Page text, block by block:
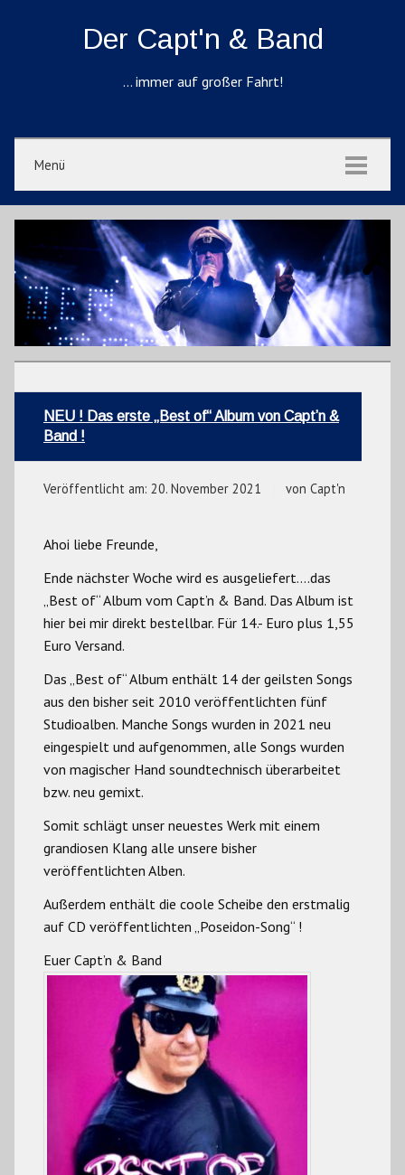
Der Capt'n & Band
… immer auf großer Fahrt!
Menü
NEU ! Das erste „Best of“ Album von Capt’n &
Band !
Veröffentlicht am: 20. November 2021 von Capt'n
Ahoi liebe Freunde,
Ende nächster Woche wird es ausgeliefert….das
„Best of“ Album vom Capt’n & Band. Das Album ist
hier bei mir direkt bestellbar. Für 14.- Euro plus 1,55
Euro Versand.
Das „Best of“ Album enthält 14 der geilsten Songs
aus den bisher seit 2010 veröffentlichten fünf
Studioalben. Manche Songs wurden in 2021 neu
eingespielt und aufgenommen, alle Songs wurden
von magischer Hand soundtechnisch überarbeitet
bzw. neu gemixt.
Somit schlägt unser neuestes Werk mit einem
grandiosen Klang alle unsere bisher
veröffentlichten Alben.
Außerdem enthält die coole Scheibe den erstmalig
auf CD veröffentlichten „Poseidon-Song“ !
Euer Capt’n & Band